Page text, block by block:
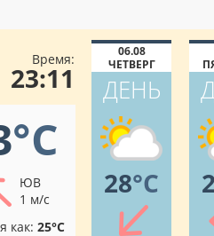
Время:
23:11
°C
ЮВ
1 м/с
как: 25°C
06.08
ЧЕТВЕРГ
ДЕНЬ
28°C